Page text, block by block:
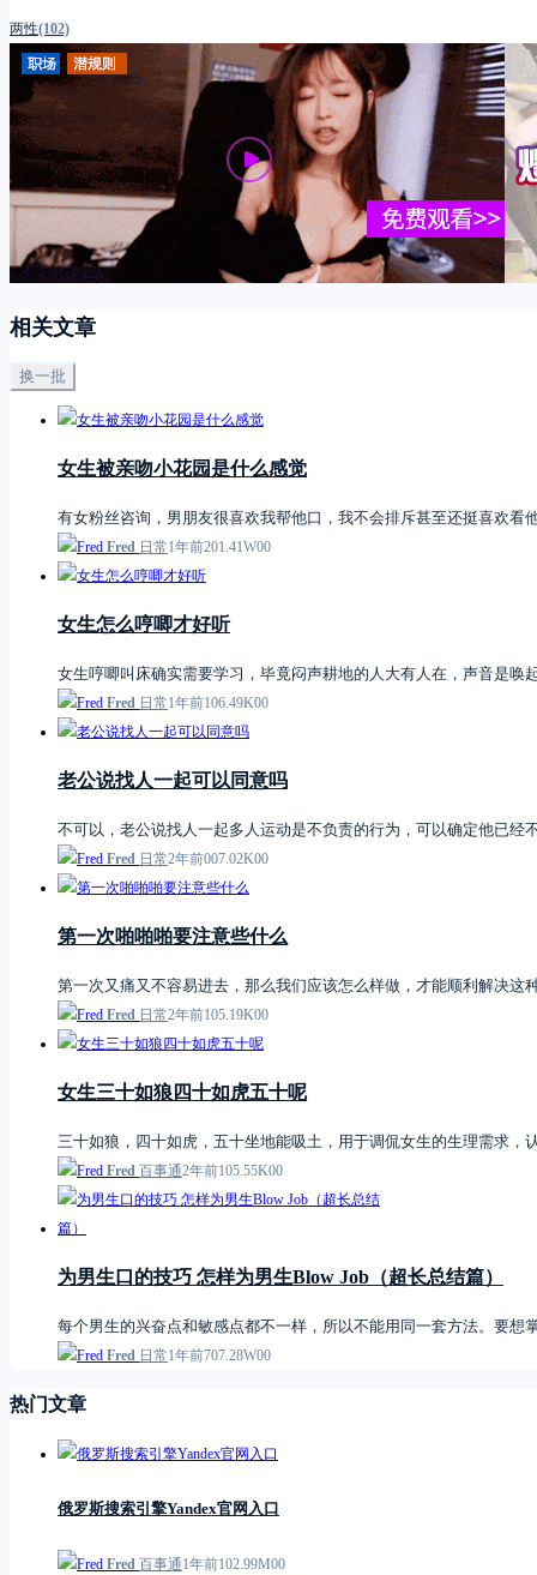
两性(102)
相关文章
换一批
女生被亲吻小花园是什么感觉
有女粉丝咨询，男朋友很喜欢我帮他口，我不会排斥甚至还挺喜欢
Fred 日常1年前201.41W00
女生怎么哼唧才好听
女生哼唧叫床确实需要学习，毕竟闷声耕地的人大有人在，声音是
Fred 日常1年前106.49K00
老公说找人一起可以同意吗
不可以，老公说找人一起多人运动是不负责的行为，可以确定他已
Fred 日常2年前007.02K00
第一次啪啪啪要注意些什么
第一次又痛又不容易进去，那么我们应该怎么样做，才能顺利解决
Fred 日常2年前105.19K00
女生三十如狼四十如虎五十呢
三十如狼，四十如虎，五十坐地能吸土，用于调侃女生的生理需求
Fred 百事通2年前105.55K00
为男生口的技巧 怎样为男生Blow Job（超长总结篇）
每个男生的兴奋点和敏感点都不一样，所以不能用同一套方法。要
Fred 日常1年前707.28W00
热门文章
俄罗斯搜索引擎Yandex官网入口
Fred 百事通1年前102.99M00